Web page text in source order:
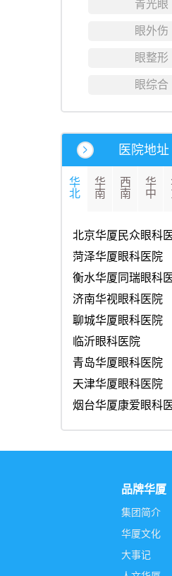
青光眼
眼外伤
眼整形
眼综合
医院地址
华
北
华
南
西
南
华
中
北京华厦民众眼科
菏泽华厦眼科医院
衡水华厦同瑞眼科
济南华视眼科医院
聊城华厦眼科医院
临沂眼科医院
青岛华厦眼科医院
天津华厦眼科医院
烟台华厦康爱眼科
品牌华厦
集团简介
华厦文化
大事记